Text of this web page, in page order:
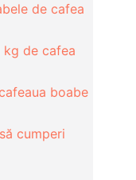
de cafea
kg de cafea
boabe
cumperi